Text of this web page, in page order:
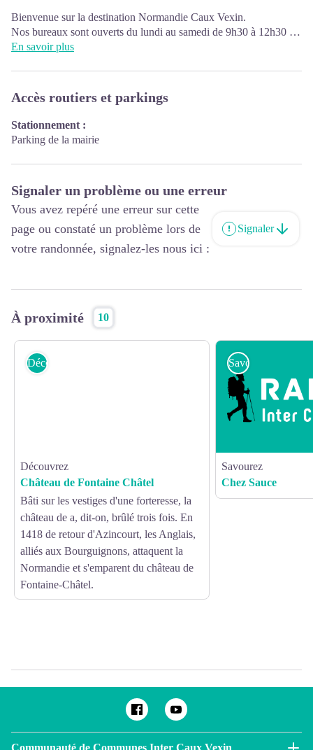
Bienvenue sur la destination Normandie Caux Vexin.
Nos bureaux sont ouverts du lundi au samedi de 9h30 à 12h30 et
de 14h00 à 17h30
Numéro de téléphone unique : +33 (0)2 35 23 19 90
E-mail : contact@normandie-caux-vexin.com
Retrouvez toutes les informations touristiques du territoire sur
www.normandie-caux-vexin.com
En savoir plus
Accès routiers et parkings
Stationnement :
Parking de la mairie
Signaler un problème ou une erreur
Vous avez repéré une erreur sur cette
page ou constaté un problème lors de
votre randonnée, signalez-les nous ici :
Signaler
À proximité 10
Découvrez
Découvrez
Château de Fontaine Châtel
Bâti sur les vestiges d'une forteresse, la
château de a, dit-on, brûlé trois fois. En
1418 de retour d'Azincourt, les Anglais,
alliés aux Bourguignons, attaquent la
Normandie et s'emparent du château de
Fontaine-Châtel.
Savourez
Savourez
Chez Sauce